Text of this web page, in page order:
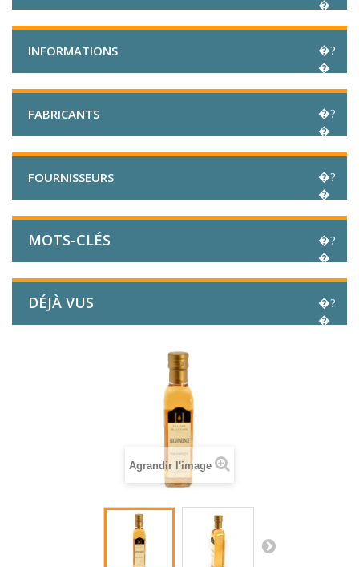
INFORMATIONS
FABRICANTS
FOURNISSEURS
MOTS-CLÉS
DÉJÀ VUS
Agrandir l'image